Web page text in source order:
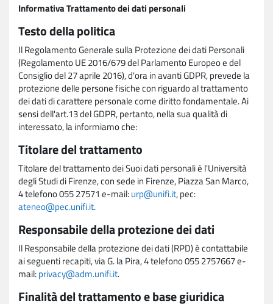
Informativa Trattamento dei dati personali
Testo della politica
Il Regolamento Generale sulla Protezione dei dati Personali
(Regolamento UE 2016/679 del Parlamento Europeo e del
Consiglio del 27 aprile 2016), d'ora in avanti GDPR, prevede la
protezione delle persone fisiche con riguardo al trattamento
dei dati di carattere personale come diritto fondamentale. Ai
sensi dell'art.13 del GDPR, pertanto, nella sua qualità di
interessato, la informiamo che:
Titolare del trattamento
Titolare del trattamento dei Suoi dati personali è l'Università
degli Studi di Firenze, con sede in Firenze, Piazza San Marco,
4 telefono 055 27571 e-mail:urp@unifi.it, pec:
ateneo@pec.unifi.it.
Responsabile della protezione dei dati
Il Responsabile della protezione dei dati (RPD) è contattabile
ai seguenti recapiti, via G. la Pira, 4 telefono 055 2757667 e-
mail:privacy@adm.unifi.it.
Finalità del trattamento e base giuridica